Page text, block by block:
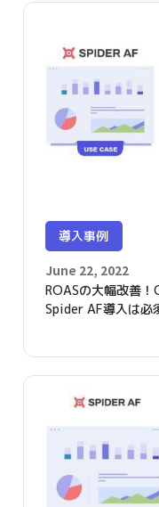
導入事例
June 22, 2022
ROASの大幅改善！
Spider AF導入は必